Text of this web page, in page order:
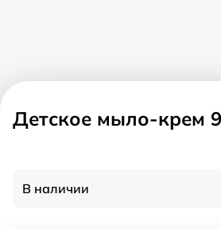
Детское мыло-крем
В наличии